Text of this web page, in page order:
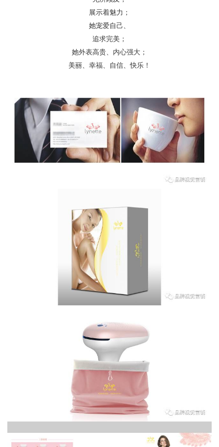
展示着魅力；
她宠爱自己、
追求完美；
她外表高贵、内心强大；
美丽、幸福、自信、快乐！